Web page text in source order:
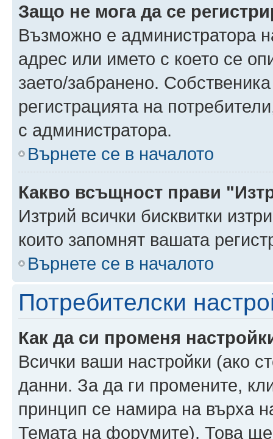
Защо не мога да се
Възможно е администратора
адрес или името с което се
заето/забранено.
регистрацията на
с администратора.
Върнете се в началото
Какво всъщност прави
Изтрий всички бисквитки
които запомнят вашата
Върнете се в началото
Потребителски
Как да си променя
Всички ваши настройки (ако
данни. За да ги промените,
принцип се намира на върха
Темата на форумите). Това